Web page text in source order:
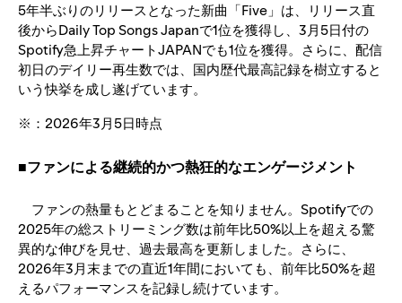
5年半ぶりのリリースとなった新曲「Five」は、リリース直
後からDaily Top Songs Japanで1位を獲得し、3月5日付の
Spotify急上昇チャートJAPANでも1位を獲得。さらに、配信
初日のデイリー再生数では、国内歴代最高記録を樹立すると
いう快挙を成し遂げています。
※：2026年3月5日時点
■ファンによる継続的かつ熱狂的なエンゲージメント
ファンの熱量もとどまることを知りません。Spotifyでの
2025年の総ストリーミング数は前年比50%以上を超える驚
異的な伸びを見せ、過去最高を更新しました。さらに、
2026年3月末までの直近1年間においても、前年比50%を超
えるパフォーマンスを記録し続けています。